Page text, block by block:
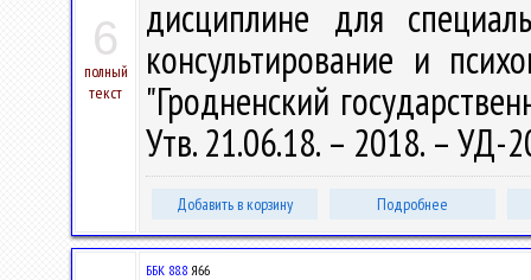
6
полный
текст
дисциплине для
консультирование и
"Гродненский
Утв. 21.06.18. – 2018. –
Добавить в корзину Подробнее
ББК 88.8 Я66